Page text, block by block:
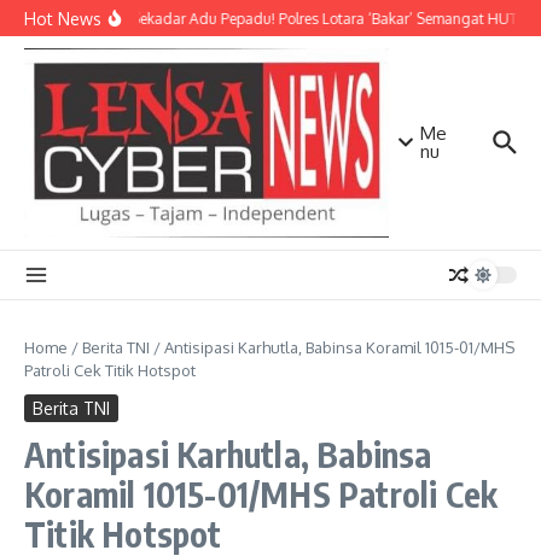
Lewati ke konten
Hot NewsBukan Sekadar Adu Pepadu! Polres Lotara ‘Bakar’ Semangat HUT
Me
nu
Home / Berita TNI /Antisipasi Karhutla, Babinsa Koramil 1015-01/MHS
Patroli Cek Titik Hotspot
Berita TNI
Antisipasi Karhutla, Babinsa
Koramil 1015-01/MHS Patroli Cek
Titik Hotspot